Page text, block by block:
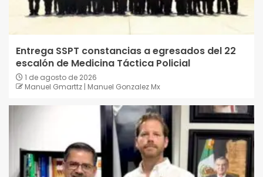
Entrega SSPT constancias a egresados del 22
escalón de Medicina Táctica Policial
1 de agosto de 2026
Manuel Gmarttz | Manuel Gonzalez Mx